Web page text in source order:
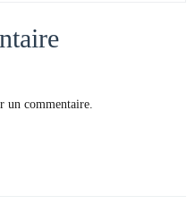
un commentaire.